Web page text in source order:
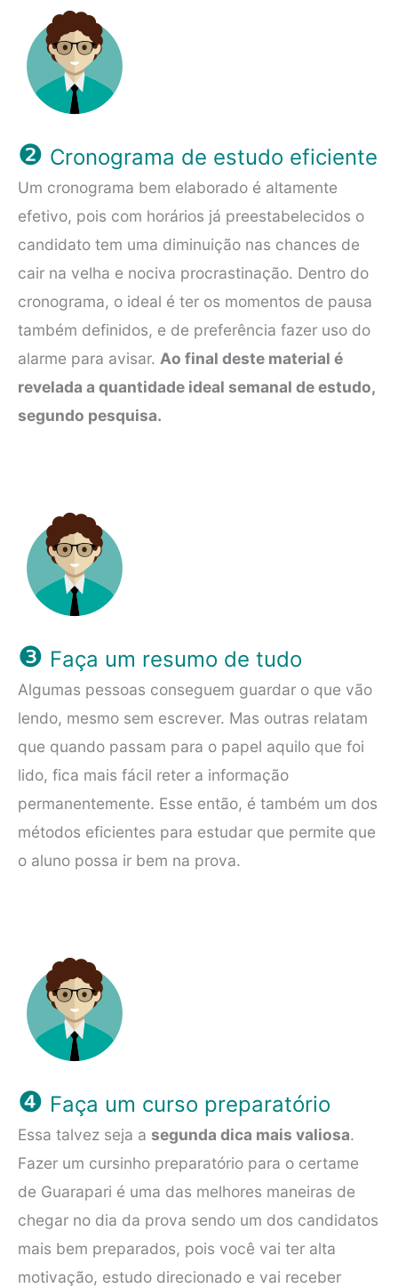
❷ Cronograma de estudo eficiente
Um cronograma bem elaborado é altamente
efetivo, pois com horários já preestabelecidos o
candidato tem uma diminuição nas chances de
cair na velha e nociva procrastinação. Dentro do
cronograma, o ideal é ter os momentos de pausa
também definidos, e de preferência fazer uso do
alarme para avisar. Ao final deste material é
revelada a quantidade ideal semanal de estudo,
segundo pesquisa.
❸ Faça um resumo de tudo
Algumas pessoas conseguem guardar o que vão
lendo, mesmo sem escrever. Mas outras relatam
que quando passam para o papel aquilo que foi
lido, fica mais fácil reter a informação
permanentemente. Esse então, é também um dos
métodos eficientes para estudar que permite que
o aluno possa ir bem na prova.
❹ Faça um curso preparatório
Essa talvez seja a segunda dica mais valiosa.
Fazer um cursinho preparatório para o certame
de Guarapari é uma das melhores maneiras de
chegar no dia da prova sendo um dos candidatos
mais bem preparados, pois você vai ter alta
motivação, estudo direcionado e vai receber